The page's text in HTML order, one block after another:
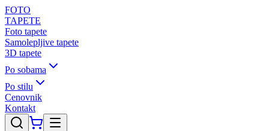
FOTO
TAPETE
Foto tapete
Samolepljive tapete
3D tapete
Po sobama
Po stilu
Cenovnik
Kontakt